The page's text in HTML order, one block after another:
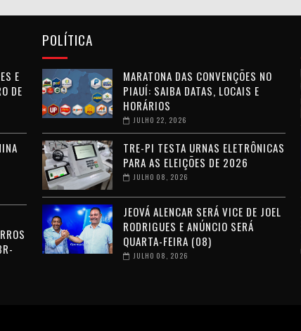
E
DE
POLÍTICA
MARATONA DAS CONVENÇÕES NO
PIAUÍ: SAIBA DATAS, LOCAIS E
HORÁRIOS
JULHO 22, 2026
TRE-PI TESTA URNAS ELETRÔNICAS
PARA AS ELEIÇÕES DE 2026
JULHO 08, 2026
JEOVÁ ALENCAR SERÁ VICE DE JOEL
RODRIGUES E ANÚNCIO SERÁ
QUARTA-FEIRA (08)
JULHO 08, 2026